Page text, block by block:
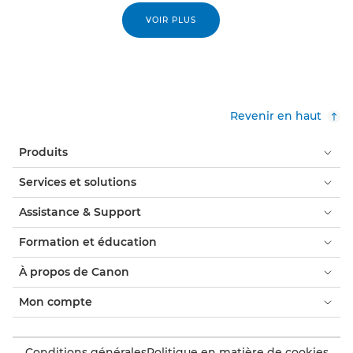
VOIR PLUS
Revenir en haut
Produits
Services et solutions
Assistance & Support
Formation et éducation
À propos de Canon
Mon compte